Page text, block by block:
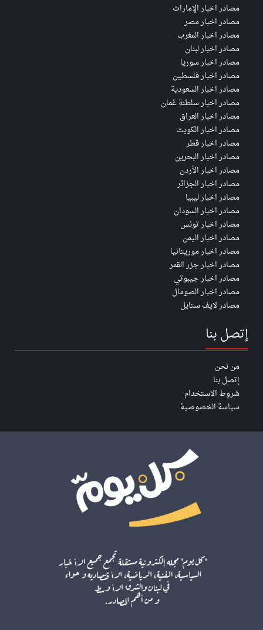
مصادر اخبار الإمارات
مصادر اخبار مصر
مصادر اخبار المغرب
مصادر اخبار لبنان
مصادر اخبار سوريا
مصادر اخبار فلسطين
مصادر اخبار السعودية
مصادر اخبار سلطنة عُمان
مصادر اخبار العراق
مصادر اخبار الكويت
مصادر اخبار قطر
مصادر اخبار البحرين
مصادر اخبار الأردن
مصادر اخبار الجزائر
مصادر اخبار ليبيا
مصادر اخبار السودان
مصادر اخبار تونس
مصادر اخبار اليمن
مصادر اخبار موريتانيا
مصادر اخبار جزر القمر
مصادر اخبار جيبوتي
مصادر اخبار الصومال
مصادر لايف ستايل
إتصل بنا
من نحن
إتصل بنا
شروط الاستخدام
سياسة الخصوصية